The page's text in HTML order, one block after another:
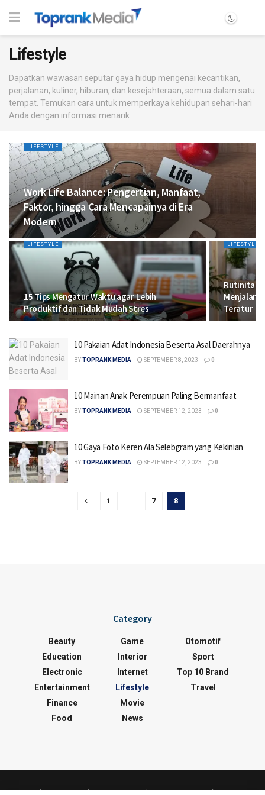
Lifestyle
Dapatkan wawasan seputar gaya hidup mengenai kecantikan,
perjalanan, kuliner, hiburan, dan kesejahteraan, semua dalam satu
tempat. Temukan cara untuk memperkaya kehidupan sehari-hari
Anda dengan informasi menarik
LIFESTYLE
Work Life Balance: Pengertian, Manfaat,
Faktor, hingga Cara Mencapainya di Era
Modern
LIFESTYLE
15 Tips Mengatur Waktu agar Lebih
Produktif dan Tidak Mudah Stres
LIFESTYLE
Rutinitas
Menjalani
Teratur
10 Pakaian Adat Indonesia Beserta Asal Daerahnya
BYTOPRANK MEDIA SEPTEMBER 8, 2023 0
10 Mainan Anak Perempuan Paling Bermanfaat
BYTOPRANK MEDIA SEPTEMBER 12, 2023 0
10 Gaya Foto Keren Ala Selebgram yang Kekinian
BYTOPRANK MEDIA SEPTEMBER 12, 2023 0
1 … 7 8
Category
Beauty
Education
Electronic
Entertainment
Finance
Food
Game
Interior
Internet
Lifestyle
Movie
News
Otomotif
Sport
Top 10 Brand
Travel
About Contact Disclaimer Privacy Policy